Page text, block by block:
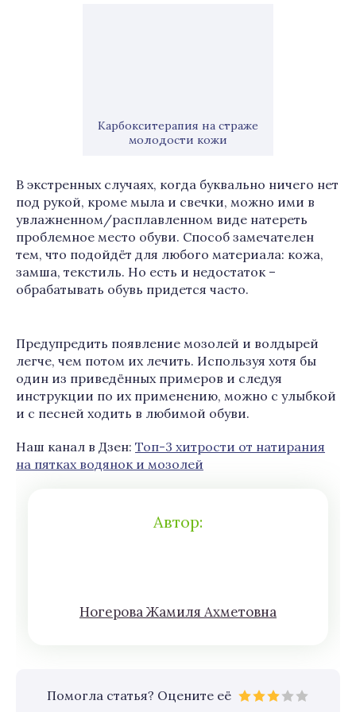
Карбокситерапия на страже
молодости кожи
В экстренных случаях, когда буквально ничего нет
под рукой, кроме мыла и свечки, можно ими в
увлажненном/расплавленном виде натереть
проблемное место обуви. Способ замечателен
тем, что подойдёт для любого материала: кожа,
замша, текстиль. Но есть и недостаток –
обрабатывать обувь придется часто.
Предупредить появление мозолей и волдырей
легче, чем потом их лечить. Используя хотя бы
один из приведённых примеров и следуя
инструкции по их применению, можно с улыбкой
и с песней ходить в любимой обуви.
Наш канал в Дзен: Топ-3 хитрости от натирания
на пятках водянок и мозолей
Автор:
Нoгeрова Жaмиля Aхмeтoвна
Помогла статья? Оцените её